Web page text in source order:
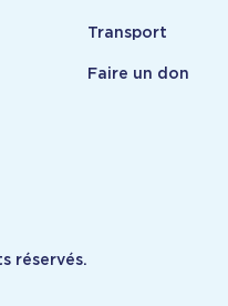
Transport
Faire un don
réservés.